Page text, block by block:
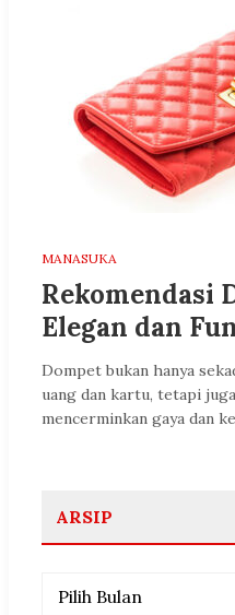
MANASUKA
Rekomendasi
Elegan dan
Dompet bukan hanya
uang dan kartu, tetapi
mencerminkan gaya dan
ARSIP
Arsip